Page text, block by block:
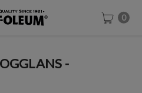
0
-